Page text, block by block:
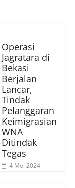
Operasi
Jagratara di
Bekasi
Berjalan
Lancar,
Tindak
Pelanggaran
Keimigrasian
WNA
Ditindak
Tegas
4 Mei 2024